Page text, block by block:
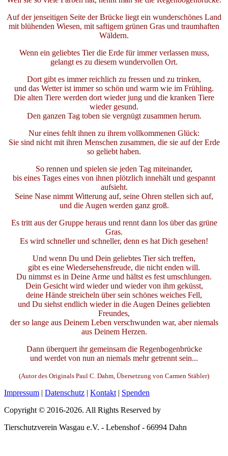
Auf der jenseitigen Seite der Brücke liegt ein wunderschönes Land
mit blühenden Wiesen, mit saftigem grünen Gras und traumhaften
Wäldern.
Wenn ein geliebtes Tier die Erde für immer verlassen muss,
gelangt es zu diesem wundervollen Ort.
Dort gibt es immer reichlich zu fressen und zu trinken,
und das Wetter ist immer so schön und warm wie im Frühling.
Die alten Tiere werden dort wieder jung und die kranken Tiere
wieder gesund.
Den ganzen Tag toben sie vergnügt zusammen herum.
Nur eines fehlt ihnen zu ihrem vollkommenen Glück:
Sie sind nicht mit ihren Menschen zusammen, die sie auf der Erde
so geliebt haben.
So rennen und spielen sie jeden Tag miteinander,
bis eines Tages eines von ihnen plötzlich innehält und gespannt
aufsieht.
Seine Nase nimmt Witterung auf, seine Ohren stellen sich auf,
und die Augen werden ganz groß.
Es tritt aus der Gruppe heraus und rennt dann los über das grüne
Gras.
Es wird schneller und schneller, denn es hat Dich gesehen!
Und wenn Du und Dein geliebtes Tier sich treffen,
gibt es eine Wiedersehensfreude, die nicht enden will.
Du nimmst es in Deine Arme und hältst es fest umschlungen.
Dein Gesicht wird wieder und wieder von ihm geküsst,
deine Hände streicheln über sein schönes weiches Fell,
und Du siehst endlich wieder in die Augen Deines geliebten
Freundes,
der so lange aus Deinem Leben verschwunden war, aber niemals
aus Deinem Herzen.
Dann überquert ihr gemeinsam die Regenbogenbrücke
und werdet von nun an niemals mehr getrennt sein...
(Autor des Originals Paul C. Dahm, Übersetzung von Carmen Stäbler)
Impressum | Datenschutz | Kontakt | Spenden
Copyright © 2016-2026. All Rights Reserved by
Tierschutzverein Wasgau e.V. - Lebenshof - 66994 Dahn